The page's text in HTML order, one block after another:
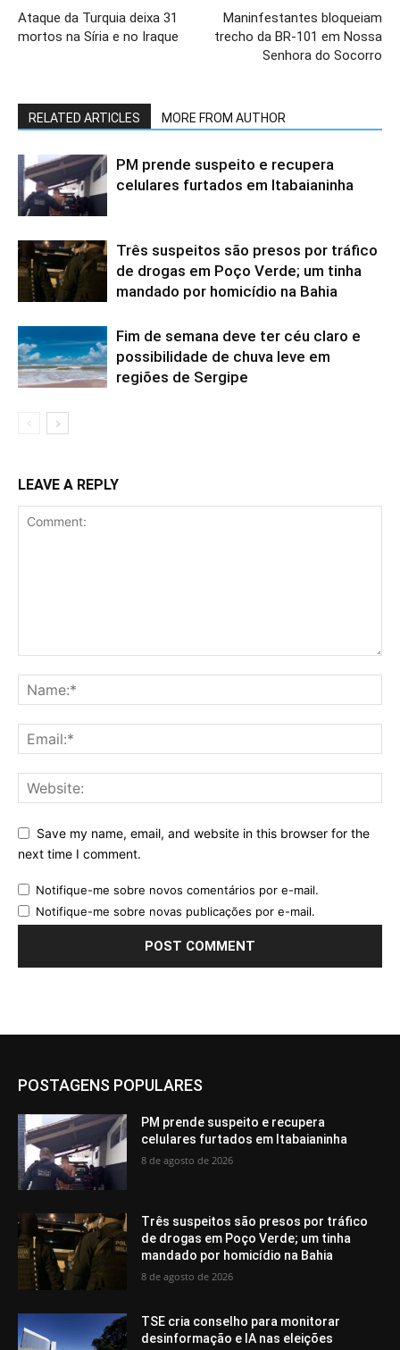
Ataque da Turquia deixa 31
mortos na Síria e no Iraque
Maninfestantes bloqueiam
trecho da BR-101 em Nossa
Senhora do Socorro
RELATED ARTICLES MORE FROM AUTHOR
PM prende suspeito e recupera
celulares furtados em Itabaianinha
Três suspeitos são presos por tráfico
de drogas em Poço Verde; um tinha
mandado por homicídio na Bahia
Fim de semana deve ter céu claro e
possibilidade de chuva leve em
regiões de Sergipe
LEAVE A REPLY
Save my name, email, and website in this browser for the
next time I comment.
Notifique-me sobre novos comentários por e-mail.
Notifique-me sobre novas publicações por e-mail.
POSTAGENS POPULARES
PM prende suspeito e recupera
celulares furtados em Itabaianinha
8 de agosto de 2026
Três suspeitos são presos por tráfico
de drogas em Poço Verde; um tinha
mandado por homicídio na Bahia
8 de agosto de 2026
TSE cria conselho para monitorar
desinformação e IA nas eleições